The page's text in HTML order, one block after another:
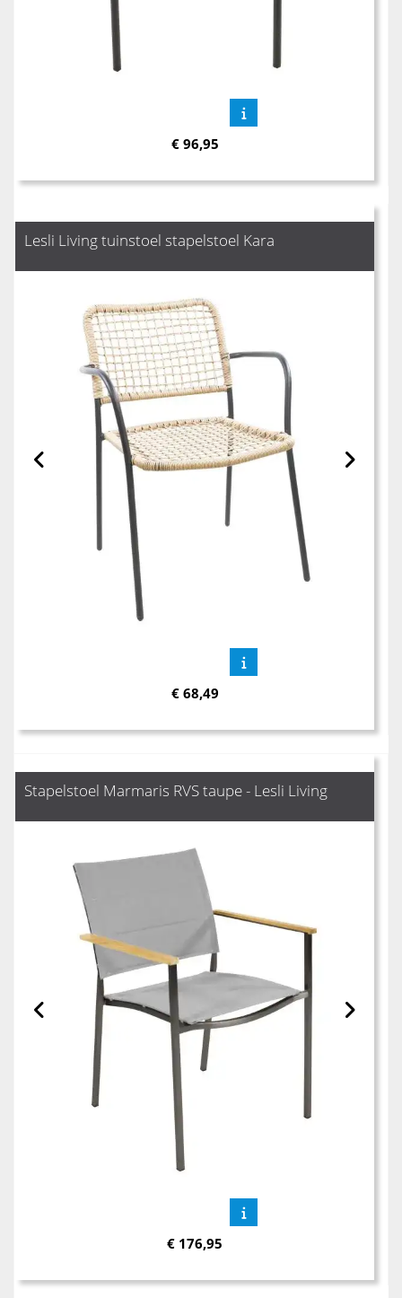
€ 96,95
Lesli Living tuinstoel stapelstoel Kara
€ 68,49
Stapelstoel Marmaris RVS taupe - Lesli Living
€ 176,95